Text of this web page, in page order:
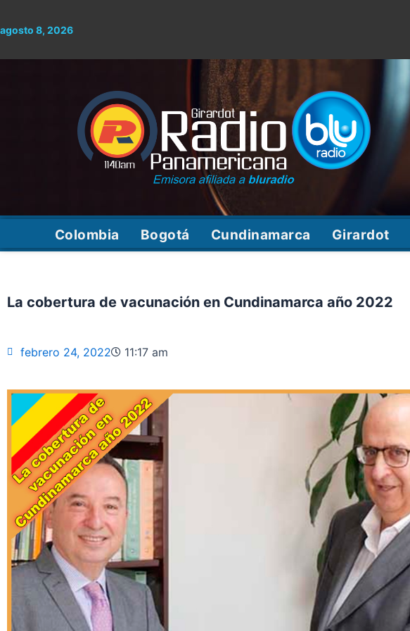
al
agosto 8, 2026
Colombia Bogotá Cundinamarca Girardot
La cobertura de vacunación en Cundinamarca año 2022
febrero 24, 2022 11:17 am